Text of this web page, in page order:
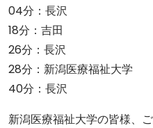
04分：長沢
18分：吉田
26分：長沢
28分：新潟医療福祉大学
40分：長沢
新潟医療福祉大学の皆様、